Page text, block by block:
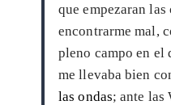
que empezaran
encontrarme mal,
pleno campo en el
me llevaba bien
las ondas; ante las